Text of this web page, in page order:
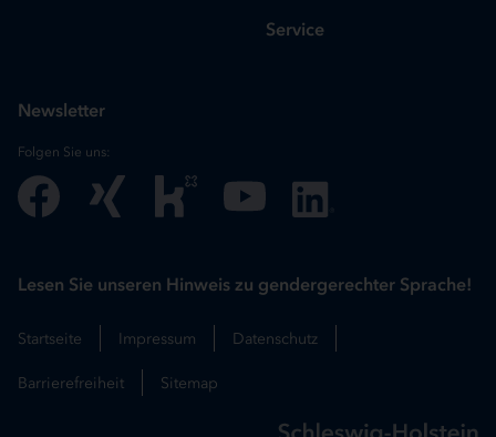
Service
Newsletter
Folgen Sie uns:
Lesen Sie unseren Hinweis zu gendergerechter Sprache!
Startseite Impressum Datenschutz
Barrierefreiheit Sitemap